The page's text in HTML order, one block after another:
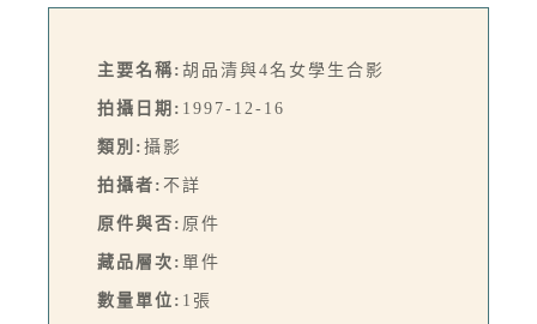
主要名稱: 胡品清與4名女學生合影
拍攝日期: 1997-12-16
類別: 攝影
拍攝者: 不詳
原件與否: 原件
藏品層次: 單件
數量單位: 1張